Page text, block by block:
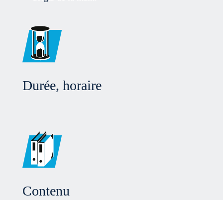
Durée, horaire
Contenu